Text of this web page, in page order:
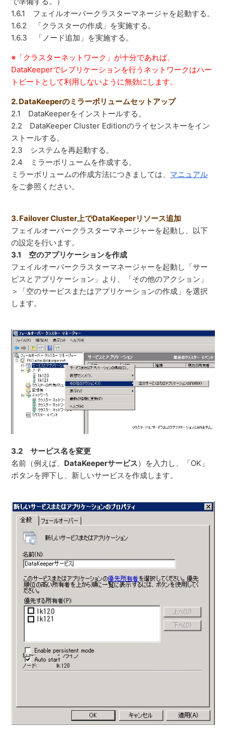
1.6.1 フェイルオーバークラスターマネージャを起動する。
1.6.2 「クラスターの作成」を実施する。
1.6.3 「ノード追加」を実施する。
※「クラスターネットワーク」が十分であれば、
DataKeeperでレプリケーションを行うネットワークはハー
トビートとして利用しないように無効にします。
2. DataKeeperのミラーボリュームセットアップ
2.1 DataKeeperをインストールする。
2.2 DataKeeper Cluster Editionのライセンスキーをイン
ストールする。
2.3 システムを再起動する。
2.4 ミラーボリュームを作成する。
ミラーボリュームの作成方法につきましては、 マニュアル
をご参照ください。
3. Failover Cluster上でDataKeeperリソース追加
フェイルオーバークラスターマネージャーを起動し、以下
の設定を行います。
3.1 空のアプリケーションを作成
フェイルオーバークラスターマネージャーを起動し「サー
ビスとアプリケーション」より、「その他のアクション」
＞「空のサービスまたはアプリケーションの作成」を選択
します。
3.2 サービス名を変更
名前（例えば、 DataKeeperサービス）を入力し、「OK」
ボタンを押下し、新しいサービスを作成します。